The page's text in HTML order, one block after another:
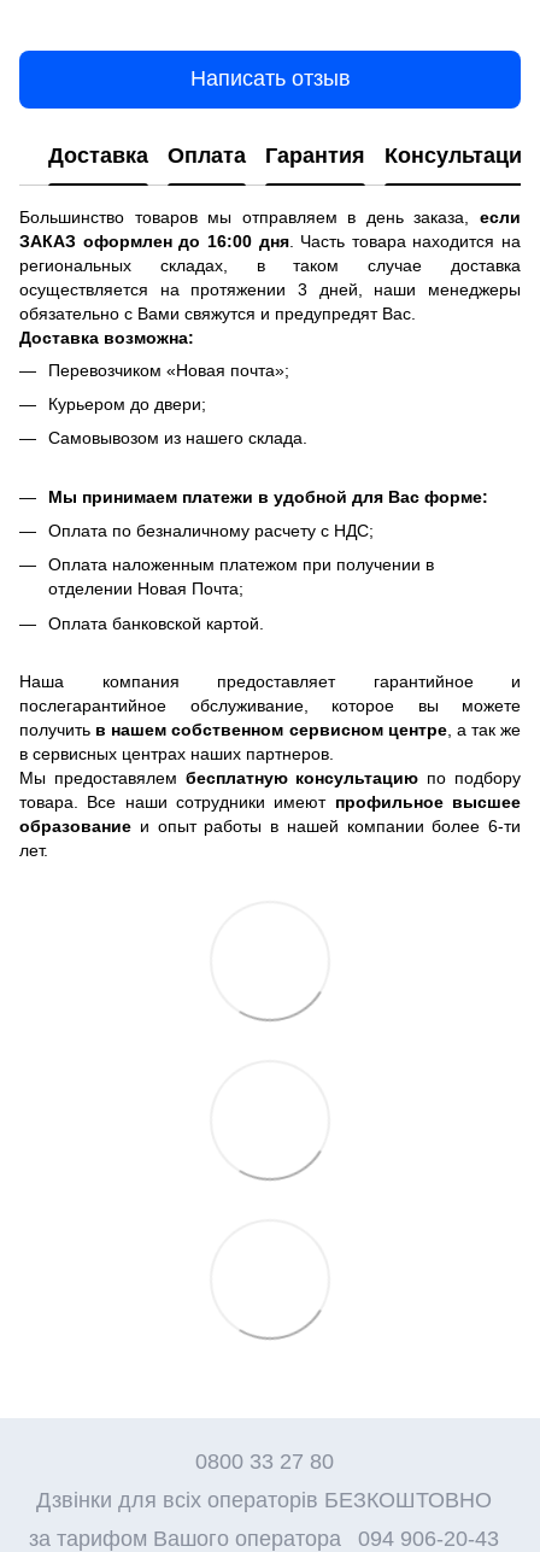
Написать отзыв
Доставка Оплата Гарантия Консультация
Большинство товаров мы отправляем в день заказа, если
ЗАКАЗ оформлен до 16:00 дня. Часть товара находится на
региональных складах, в таком случае доставка
осуществляется на протяжении 3 дней, наши менеджеры
обязательно с Вами свяжутся и предупредят Вас.
Доставка возможна:
Перевозчиком «Новая почта»;
Курьером до двери;
Самовывозом из нашего склада.
Мы принимаем платежи в удобной для Вас форме:
Оплата по безналичному расчету с НДС;
Оплата наложенным платежом при получении в
отделении Новая Почта;
Оплата банковской картой.
Наша компания предоставляет гарантийное и
послегарантийное обслуживание, которое вы можете
получить в нашем собственном сервисном центре, а так же
в сервисных центрах наших партнеров.
Мы предоставялем бесплатную консультацию по подбору
товара. Все наши сотрудники имеют профильное высшее
образование и опыт работы в нашей компании более 6-ти
лет.
0800 33 27 80
Дзвінки для всіх операторів БЕЗКОШТОВНО
за тарифом Вашого оператора
094 906-20-43